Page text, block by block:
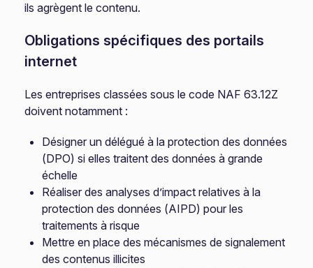
ils agrègent le contenu.
Obligations spécifiques des portails
internet
Les entreprises classées sous le code NAF 63.12Z
doivent notamment :
Désigner un délégué à la protection des données
(DPO) si elles traitent des données à grande
échelle
Réaliser des analyses d’impact relatives à la
protection des données (AIPD) pour les
traitements à risque
Mettre en place des mécanismes de signalement
des contenus illicites